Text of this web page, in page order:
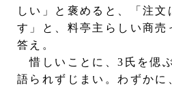
しい」と褒めると、「注文
す」と、料亭主らしい商売
答え。
惜しいことに、3氏を偲
語られずじまい。わずかに